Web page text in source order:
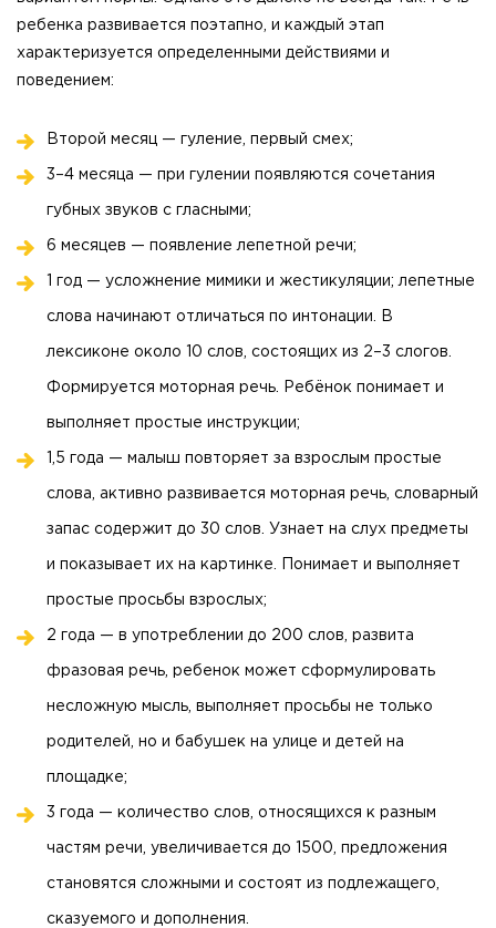
ребенка развивается поэтапно, и каждый этап
характеризуется определенными действиями и
поведением:
Второй месяц — гуление, первый смех;
3–4 месяца — при гулении появляются сочетания
губных звуков с гласными;
6 месяцев — появление лепетной речи;
1 год — усложнение мимики и жестикуляции; лепетные
слова начинают отличаться по интонации. В
лексиконе около 10 слов, состоящих из 2–3 слогов.
Формируется моторная речь. Ребёнок понимает и
выполняет простые инструкции;
1,5 года — малыш повторяет за взрослым простые
слова, активно развивается моторная речь, словарный
запас содержит до 30 слов. Узнает на слух предметы
и показывает их на картинке. Понимает и выполняет
простые просьбы взрослых;
2 года — в употреблении до 200 слов, развита
фразовая речь, ребенок может сформулировать
несложную мысль, выполняет просьбы не только
родителей, но и бабушек на улице и детей на
площадке;
3 года — количество слов, относящихся к разным
частям речи, увеличивается до 1500, предложения
становятся сложными и состоят из подлежащего,
сказуемого и дополнения.